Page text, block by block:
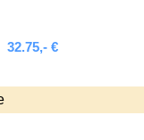
32.75,- €